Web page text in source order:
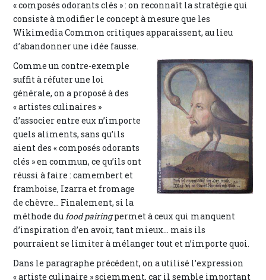
« composés odorants clés » : on reconnaît la stratégie qui
consiste à modifier le concept à mesure que les
Wikimedia Common critiques apparaissent, au lieu
d’abandonner une idée fausse.
Comme un contre-exemple
suffit à réfuter une loi
générale, on a proposé à des
« artistes culinaires »
d’associer entre eux n’importe
quels aliments, sans qu’ils
aient des « composés odorants
clés » en commun, ce qu’ils ont
réussi à faire : camembert et
framboise, Izarra et fromage
de chèvre... Finalement, si la
méthode dufood pairingpermet à ceux qui manquent
d’inspiration d’en avoir, tant mieux... mais ils
pourraient se limiter à mélanger tout et n’importe quoi.
Dans le paragraphe précédent, on a utilisé l’expression
« artiste culinaire » sciemment, car il semble important